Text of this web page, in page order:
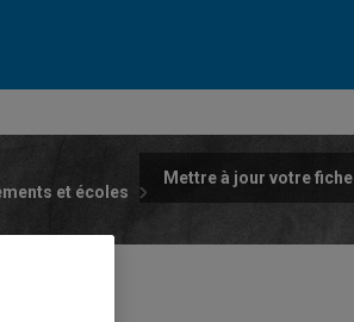
et écoles
Mettre à jour votre fiche